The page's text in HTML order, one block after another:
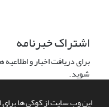
این وب سایت از کوکی ها برای
اشتراک خبرنامه
برای دریافت اخبار و
شوید.